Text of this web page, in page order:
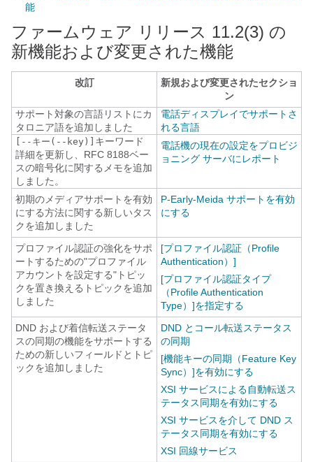
能
ファームウェア リリース 11.2(3) の
新機能および変更された機能
改訂
新規および変更されたセクショ
ン
サポート対象の言語リストにカ
タロニア語を追加しました
電話ディスプレイでサポートさ
れる言語
[--キー(--key)] キーワード
詳細を更新し、RFC 8188ベー
スの暗号化に関するメモを追加
しました。
電話機の現在の設定をプロビジ
ョニング サーバにレポート
初期のメディアサポートを有効
にする方法に関する新しいタス
クを追加しました
P-Early-Meida サポートを有効
にする
プロファイル認証の強化をサポ
ートするための"プロファイル
アカウントを設定する" トピッ
クを置き換えるトピックを追加
しました
[プロファイル認証（Profile
Authentication）]
[プロファイル認証タイプ
（Profile Authentication
Type）]を指定する
DND および着信転送ステータ
スの同期の機能をサポートする
ための新しいフィールドとトピ
ックを追加しました
DND とコール転送ステータス
の同期
[機能キーの同期（Feature Key
Sync）]を有効にする
XSI サービスによる自動転送ス
テータス同期を有効にする
XSI サービスを介して DND ス
テータス同期を有効にする
XSI 回線サービス